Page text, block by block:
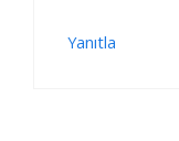
Yanıtla